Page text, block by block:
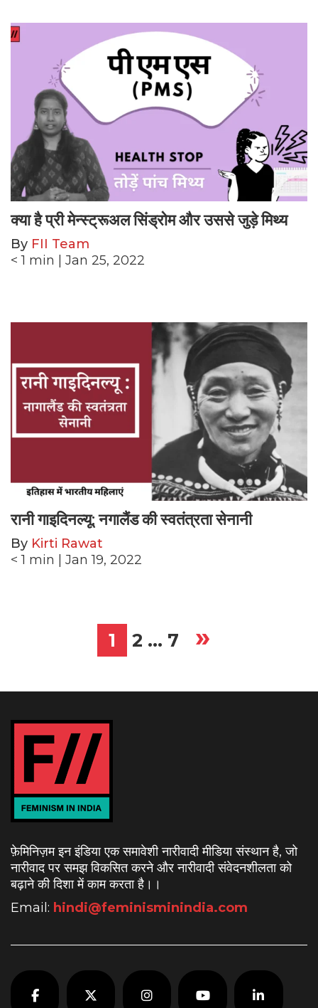
क्या है प्री मेन्स्ट्रूअल सिंड्रोम और उससे जुड़े मिथ्य
By FII Team
< 1 min | Jan 25, 2022
रानी गाइदिनल्यू: नगालैंड की स्वतंत्रता सेनानी
By Kirti Rawat
< 1 min | Jan 19, 2022
pagination
1 2 … 7 »
फ़ेमिनिज़म इन इंडिया एक समावेशी नारीवादी मीडिया संस्थान है, जो
नारीवाद पर समझ विकसित करने और नारीवादी संवेदनशीलता को
बढ़ाने की दिशा में काम करता है। ।
Email: hindi@feminisminindia.com